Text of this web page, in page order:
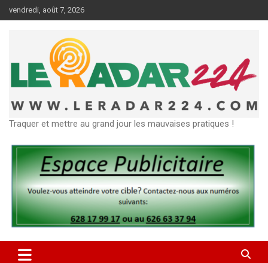
au
vendredi, août 7, 2026
Traquer et mettre au grand jour les mauvaises pratiques !